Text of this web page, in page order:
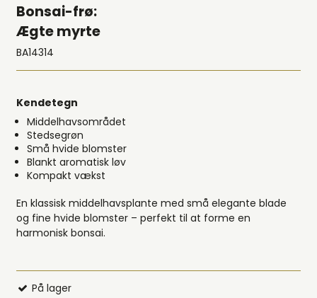
Bonsai-frø:
Ægte myrte
BA14314
Kendetegn
Middelhavsområdet
Stedsegrøn
Små hvide blomster
Blankt aromatisk løv
Kompakt vækst
En klassisk middelhavsplante med små elegante blade
og fine hvide blomster – perfekt til at forme en
harmonisk bonsai.
På lager